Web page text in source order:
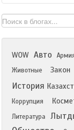
WOW Авто
Животные
Закон
История
Коррупция
Литература